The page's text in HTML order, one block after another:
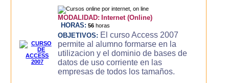
MODALIDAD: Internet (Online)
HORAS: 56 horas
OBJETIVOS: El curso Access 2007
permite al alumno formarse en la
utilizacion y el dominio de bases de
datos de uso corriente en las
empresas de todos los tamaños.